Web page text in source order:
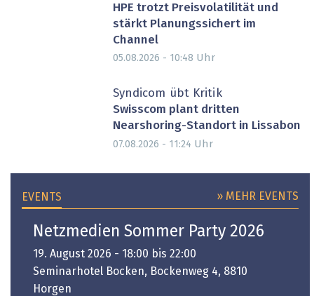
HPE trotzt Preisvolatilität und
stärkt Planungssichert im
Channel
05.08.2026 - 10:48 Uhr
Syndicom übt Kritik
Swisscom plant dritten
Nearshoring-Standort in Lissabon
07.08.2026 - 11:24 Uhr
EVENTS » MEHR EVENTS
Netzmedien Sommer Party 2026
19. August 2026 - 18:00 bis 22:00
Seminarhotel Bocken, Bockenweg 4, 8810
Horgen